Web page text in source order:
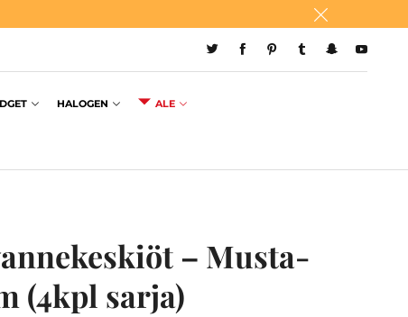
HALOGEN ALE
– Musta-
(4kpl sarja)